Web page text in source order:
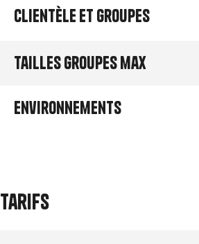
Clientèle et groupes
Tailles groupes max
Environnements
Tarifs